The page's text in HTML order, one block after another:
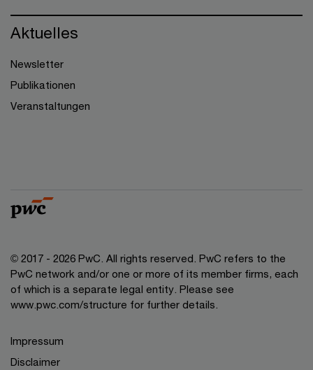
Aktuelles
Newsletter
Publikationen
Veranstaltungen
© 2017 - 2026 PwC. All rights reserved. PwC refers to the
PwC network and/or one or more of its member firms, each
of which is a separate legal entity. Please see
www.pwc.com/structure for further details.
Impressum
Disclaimer